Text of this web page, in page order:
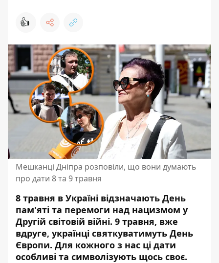
👍
Мешканці Дніпра розповіли, що вони думають
про дати 8 та 9 травня
8 травня в Україні відзначають День
пам'яті та перемоги над нацизмом у
Другій світовій війні. 9 травня, вже
вдруге, українці святкуватимуть День
Європи. Для кожного з нас ці дати
особливі та символізують щось своє.